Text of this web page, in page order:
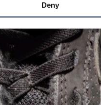
Deny